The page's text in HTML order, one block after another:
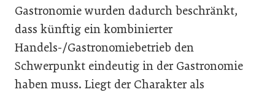
Gastronomie wurden dadurch beschränkt,
dass künftig ein kombinierter
Handels-/Gastronomiebetrieb den
Schwerpunkt eindeutig in der Gastronomie
haben muss. Liegt der Charakter als